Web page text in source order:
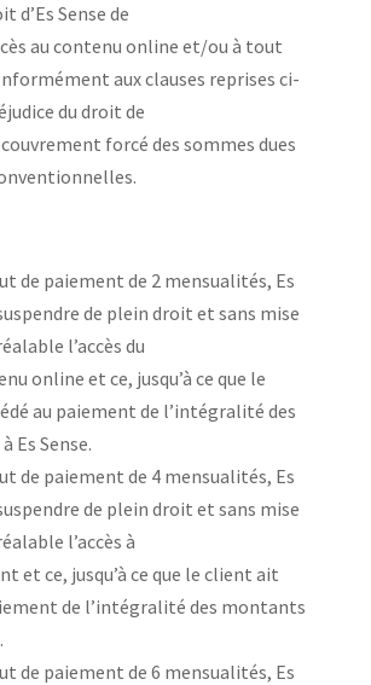
d’Es Sense de
au contenu online et/ou à tout
aux clauses reprises ci-
du droit de
forcé des sommes dues
de paiement de 2 mensualités, Es
de plein droit et sans mise
l’accès du
online et ce, jusqu’à ce que le
au paiement de l’intégralité des
Es Sense.
de paiement de 4 mensualités, Es
de plein droit et sans mise
l’accès à
et ce, jusqu’à ce que le client ait
de l’intégralité des montants
de paiement de 6 mensualités, Es